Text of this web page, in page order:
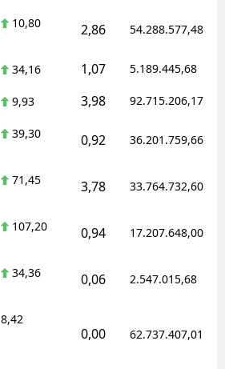
10,80 2,86 54.288.577,48
34,16 1,07 5.189.445,68
9,93 3,98 92.715.206,17
39,30 0,92 36.201.759,66
71,45 3,78 33.764.732,60
107,20 0,94 17.207.648,00
34,36 0,06 2.547.015,68
8,42
0,00 62.737.407,01